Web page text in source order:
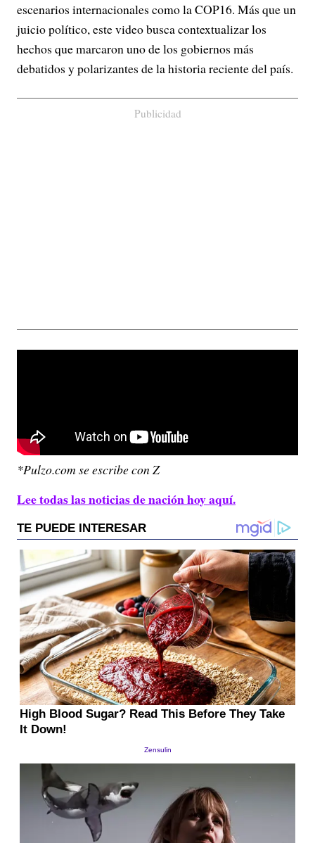
escenarios internacionales como la COP16. Más que un
juicio político, este video busca contextualizar los
hechos que marcaron uno de los gobiernos más
debatidos y polarizantes de la historia reciente del país.
Publicidad
*Pulzo.com se escribe con Z
Lee todas las noticias de nación hoy aquí.